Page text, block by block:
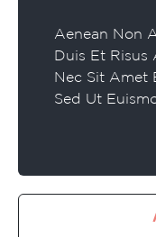
Aenean Non
Duis Et Risus
Nec Sit Amet
Sed Ut